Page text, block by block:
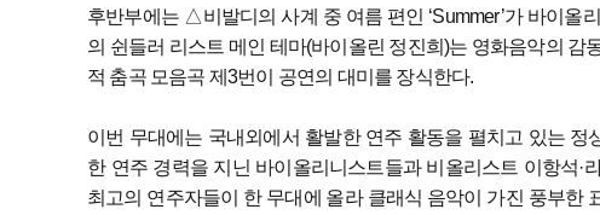
후반부에는 △비발디의 사계 중 여름 편인 ‘Summer’가 바이
의 쉰들러 리스트 메인 테마(바이올린 정진희)는 영화음악의
적 춤곡 모음곡 제3번이 공연의 대미를 장식한다.
이번 무대에는 국내외에서 활발한 연주 활동을 펼치고 있는 정
한 연주 경력을 지닌 바이올리니스트들과 비올리스트 이항석·
최고의 연주자들이 한 무대에 올라 클래식 음악이 가진 풍부한